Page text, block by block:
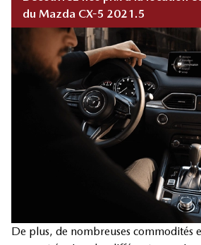
du Mazda CX-5 2021.5
De plus, de nombreuses commodités